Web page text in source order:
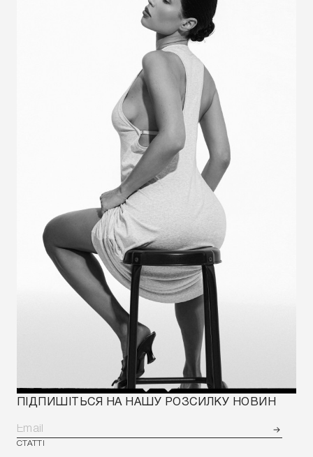
Промокод - FLOW10
ЗАРЕЄСТРУВАТИСЯ
ПІДПИШІТЬСЯ НА НАШУ РОЗСИЛКУ НОВИН
СТАТТІ